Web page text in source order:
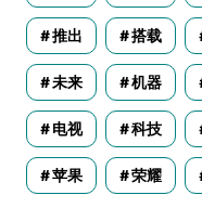
推出 搭载
未来 机器
电视 科技
苹果 荣耀